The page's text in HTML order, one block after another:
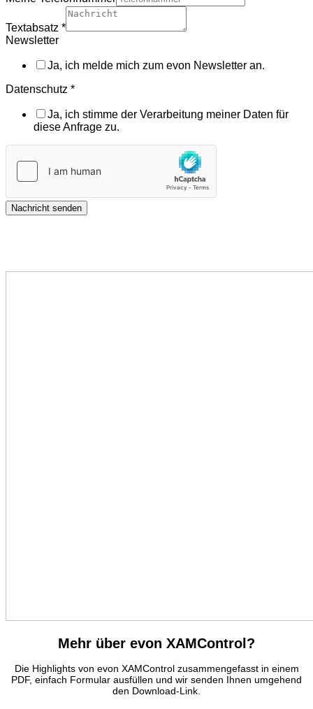
Textabsatz *
Newsletter
Ja, ich melde mich zum evon Newsletter an.
Datenschutz *
Ja, ich stimme der Verarbeitung meiner Daten für
diese Anfrage zu.
Nachricht senden
Mehr über evon XAMControl?
Die Highlights von evon XAMControl zusammengefasst in einem
PDF, einfach Formular ausfüllen und wir senden Ihnen umgehend
den Download-Link.